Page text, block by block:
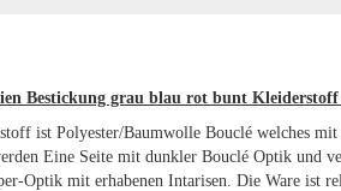
Bestickung grau blau rot bunt
ist Polyester/Baumwolle Bouclé welches
Eine Seite mit dunkler Bouclé Optik und
Optik mit erhabenen Intarisen. Die Ware ist